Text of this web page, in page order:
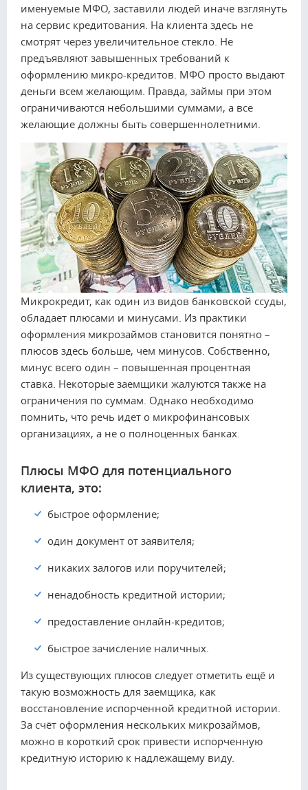
именуемые МФО, заставили людей иначе взглянуть
на сервис кредитования. На клиента здесь не
смотрят через увеличительное стекло. Не
предъявляют завышенных требований к
оформлению микро-кредитов. МФО просто выдают
деньги всем желающим. Правда, займы при этом
ограничиваются небольшими суммами, а все
желающие должны быть совершеннолетними.
Микрокредит, как один из видов банковской ссуды,
обладает плюсами и минусами. Из практики
оформления микрозаймов становится понятно –
плюсов здесь больше, чем минусов. Собственно,
минус всего один – повышенная процентная
ставка. Некоторые заемщики жалуются также на
ограничения по суммам. Однако необходимо
помнить, что речь идет о микрофинансовых
организациях, а не о полноценных банках.
Плюсы МФО для потенциального
клиента, это:
быстрое оформление;
один документ от заявителя;
никаких залогов или поручителей;
ненадобность кредитной истории;
предоставление онлайн-кредитов;
быстрое зачисление наличных.
Из существующих плюсов следует отметить ещё и
такую возможность для заемщика, как
восстановление испорченной кредитной истории.
За счёт оформления нескольких микрозаймов,
можно в короткий срок привести испорченную
кредитную историю к надлежащему виду.